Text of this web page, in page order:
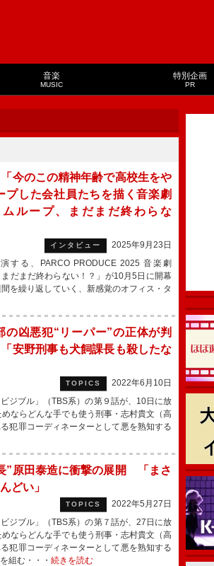
音楽
MUSIC
特別企画
PR
今のこの精神年齢で高校生をや
した会社員たちを描く音楽劇
ムループ、まだまだ終わらな
インタビュー
2025年9月23日
る、PARCO PRODUCE 2025 音楽劇
まだまだ終わらない！？」が10月5日に開幕
を繰り返していく、新感覚のオフィス・タ
の凶悪犯“リーパー”の正体が判
安野刑事も犬飼課長も殺したな
TOPICS
2022年6月10日
ジブル」（TBS系）の第９話が、10日に放
ならどんな手でも使う刑事・志村貴文（高
犯罪コーディネーターとして悪を熟知する
”原田泰造に衝撃の展開 「まさ
どい」
TOPICS
2022年5月27日
ジブル」（TBS系）の第７話が、27日に放
ならどんな手でも使う刑事・志村貴文（高
犯罪コーディネーターとして悪を熟知する
組む・・・ 続きを読む